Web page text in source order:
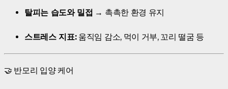
탈피는 습도와 밀접 → 촉촉한 환경 유지
스트레스 지표:움직임 감소, 먹이 거부, 꼬리 떨굼 등
🤝 반모리 입양 케어